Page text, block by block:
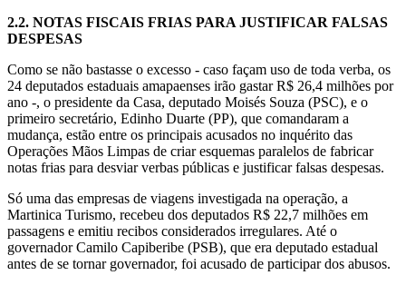
2.2. NOTAS FISCAIS FRIAS PARA JUSTIFICAR FALSAS
DESPESAS
Como se não bastasse o excesso - caso façam uso de toda verba, os
24 deputados estaduais amapaenses irão gastar R$ 26,4 milhões por
ano -, o presidente da Casa, deputado Moisés Souza (PSC), e o
primeiro secretário, Edinho Duarte (PP), que comandaram a
mudança, estão entre os principais acusados no inquérito das
Operações Mãos Limpas de criar esquemas paralelos de fabricar
notas frias para desviar verbas públicas e justificar falsas despesas.
Só uma das empresas de viagens investigada na operação, a
Martinica Turismo, recebeu dos deputados R$ 22,7 milhões em
passagens e emitiu recibos considerados irregulares. Até o
governador Camilo Capiberibe (PSB), que era deputado estadual
antes de se tornar governador, foi acusado de participar dos abusos.